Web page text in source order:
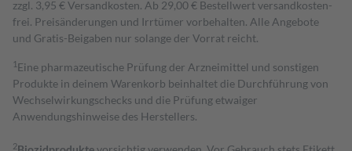
zzgl. 3,95 € Versandkosten. Ab 29,00 € Bestell­wert versand­kosten­
frei. Preisänderungen und Irrtümer vorbehalten. Alle Angebote
und Gratis-Beigaben nur solange der Vorrat reicht.
1 Eine pharmazeutische Prüfung der Arzneimittel und sonstigen
Produkte in deinem Warenkorb beinhaltet die Durchführung von
Wechselwirkungschecks und die Prüfung etwaiger
Anwendungshinweise des Herstellers.
2